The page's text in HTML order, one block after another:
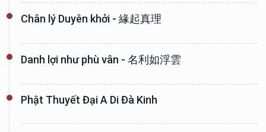
Chân lý Duyên khởi - 緣起真理
Danh lợi như phù vân - 名利如浮雲
Phật Thuyết Đại A Di Đà Kinh